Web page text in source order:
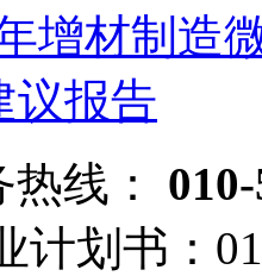
增材制造
议报告
线：
计划书：